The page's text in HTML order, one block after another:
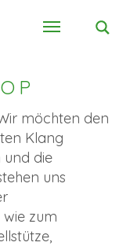
möchten den
Klang
und die
uns
zum